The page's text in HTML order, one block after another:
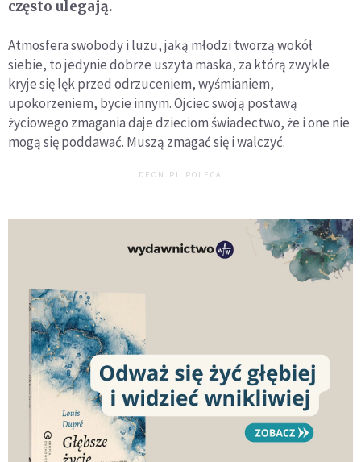
często ulegają.
Atmosfera swobody i luzu, jaką młodzi tworzą wokół
siebie, to jedynie dobrze uszyta maska, za którą zwykle
kryje się lęk przed odrzuceniem, wyśmianiem,
upokorzeniem, bycie innym. Ojciec swoją postawą
życiowego zmagania daje dzieciom świadectwo, że i one nie
mogą się poddawać. Muszą zmagać się i walczyć.
DEON.PL POLECA